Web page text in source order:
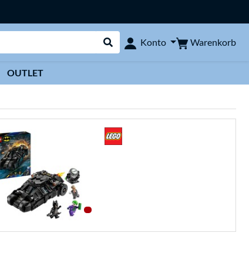
Suche durchführen
Konto Warenkorb
OUTLET